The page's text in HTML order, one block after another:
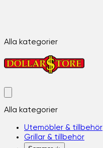
Alla kategorier
Alla kategorier
Utemöbler & tillbehör
Grillar & tillbehör